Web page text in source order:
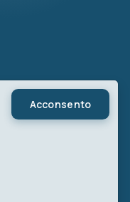
Acconsento